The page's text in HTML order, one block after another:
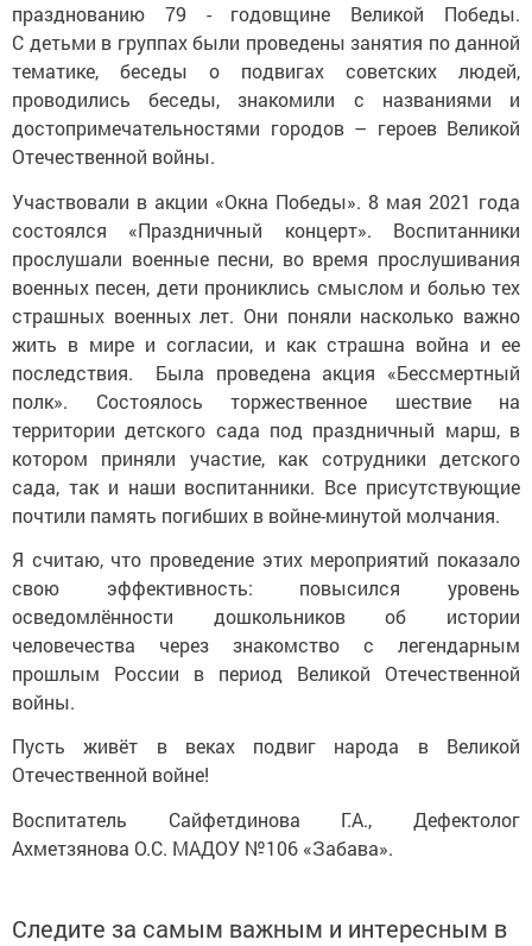
празднованию 79 - годовщине Великой Победы.
С детьми в группах были проведены занятия по данной
тематике, беседы о подвигах советских людей,
проводились беседы, знакомили с названиями и
достопримечательностями городов – героев Великой
Отечественной войны.
Участвовали в акции «Окна Победы». 8 мая 2021 года
состоялся «Праздничный концерт». Воспитанники
прослушали военные песни, во время прослушивания
военных песен, дети прониклись смыслом и болью тех
страшных военных лет. Они поняли насколько важно
жить в мире и согласии, и как страшна война и ее
последствия. Была проведена акция «Бессмертный
полк». Состоялось торжественное шествие на
территории детского сада под праздничный марш, в
котором приняли участие, как сотрудники детского
сада, так и наши воспитанники. Все присутствующие
почтили память погибших в войне-минутой молчания.
Я считаю, что проведение этих мероприятий показало
свою эффективность: повысился уровень
осведомлённости дошкольников об истории
человечества через знакомство с легендарным
прошлым России в период Великой Отечественной
войны.
Пусть живёт в веках подвиг народа в Великой
Отечественной войне!
Воспитатель Сайфетдинова Г.А., Дефектолог
Ахметзянова О.С. МАДОУ №106 «Забава».
Следите за самым важным и интересным в